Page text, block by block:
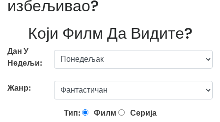
избељивао?
Који Филм Да Видите?
Дан У
Недељи:
Жанр:
Тип: Филм Серија